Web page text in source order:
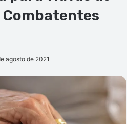
agosto de 2021